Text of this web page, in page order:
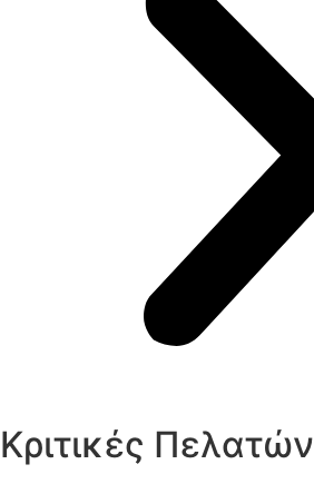
Κριτικές Πελατών